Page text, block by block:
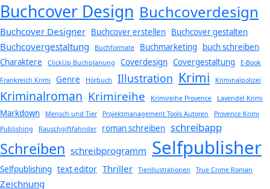
Buchcover Design Buchcoverdesign
Buchcover Designer Buchcover erstellen Buchcover gestalten
Buchcovergestaltung Buchformate Buchmarketing
buch schreiben
Charaktere
ClickUp Buchplanung Coverdesign Covergestaltung E-Book
Frankreich Krimi Genre Hörbuch Illustration Krimi Kriminalpolizei
Kriminalroman Krimireihe Krimireihe Provence Lavendel Krimi
Markdown Mensch und Tier Projektmanagement Tools Autoren
Provence Krimi
Publishing
Rauschgiftfahnder roman schreiben schreibapp
Schreiben schreibprogramm Selfpublisher
Selfpublishing text editor Thriller Tierillustrationen True Crime Roman
Zeichnung